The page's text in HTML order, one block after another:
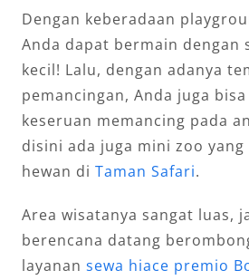
Dengan keberadaan
Anda dapat bermain dengan
kecil! Lalu, dengan adanya
pemancingan, Anda juga
keseruan memancing pada
disini ada juga mini zoo yang
hewan di Taman Safari.
Area wisatanya sangat luas,
berencana datang
layanan sewa hiace premio